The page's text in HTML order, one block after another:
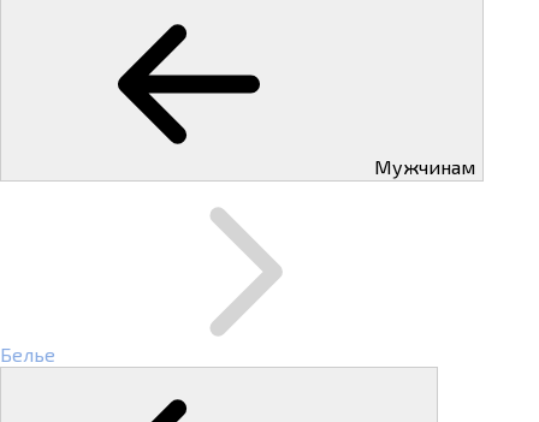
Мужчинам
Белье